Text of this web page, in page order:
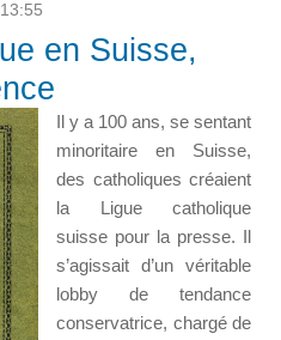
en Suisse,
Il y a 100 ans, se sentant
minoritaire en Suisse,
des catholiques créaient
la Ligue catholique
suisse pour la presse. Il
s’agissait d’un véritable
lobby de tendance
conservatrice, chargé de